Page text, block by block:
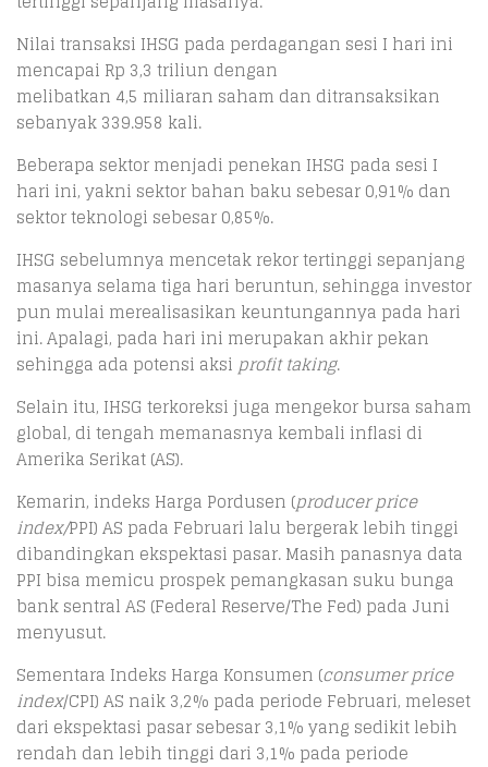
Nilai transaksi IHSG pada perdagangan sesi I hari ini
mencapai Rp 3,3 triliun dengan
melibatkan 4,5 miliaran saham dan ditransaksikan
sebanyak 339.958 kali.
Beberapa sektor menjadi penekan IHSG pada sesi I
hari ini, yakni sektor bahan baku sebesar 0,91% dan
sektor teknologi sebesar 0,85%.
IHSG sebelumnya mencetak rekor tertinggi sepanjang
masanya selama tiga hari beruntun, sehingga investor
pun mulai merealisasikan keuntungannya pada hari
ini. Apalagi, pada hari ini merupakan akhir pekan
sehingga ada potensi aksiprofit taking.
Selain itu, IHSG terkoreksi juga mengekor bursa saham
global, di tengah memanasnya kembali inflasi di
Amerika Serikat (AS).
Kemarin, indeks Harga Pordusen (producer price
index/PPI) AS pada Februari lalu bergerak lebih tinggi
dibandingkan ekspektasi pasar. Masih panasnya data
PPI bisa memicu prospek pemangkasan suku bunga
bank sentral AS (Federal Reserve/The Fed) pada Juni
menyusut.
Sementara Indeks Harga Konsumen (consumer price
index/CPI) AS naik 3,2% pada periode Februari, meleset
dari ekspektasi pasar sebesar 3,1% yang sedikit lebih
rendah dan lebih tinggi dari 3,1% pada periode